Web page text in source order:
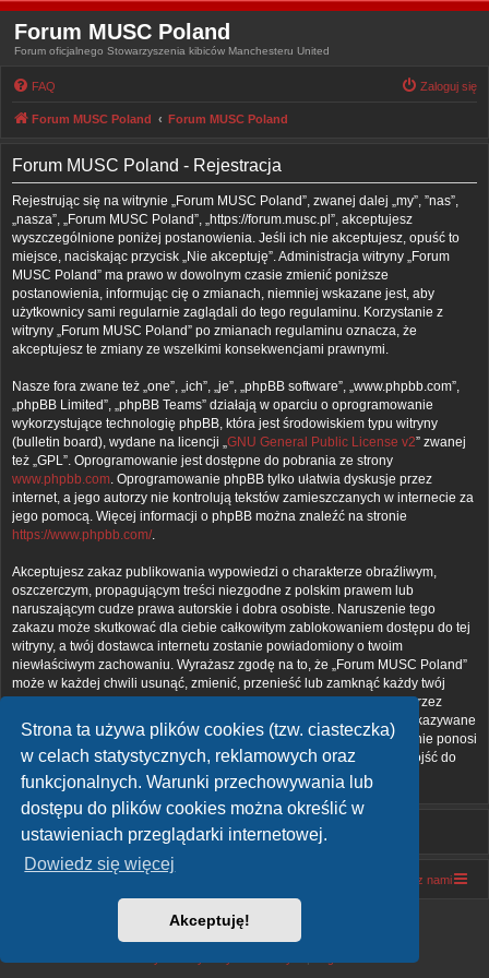
Strona ta używa plików cookies (tzw. ciasteczka)
w celach statystycznych, reklamowych oraz
funkcjonalnych. Warunki przechowywania lub
dostępu do plików cookies można określić w
ustawieniach przeglądarki internetowej.
Dowiedz się więcej
Akceptuję!
Forum MUSC Poland
Forum oficjalnego Stowarzyszenia kibiców Manchesteru United
FAQ Zaloguj się
Forum MUSC Poland Forum MUSC Poland
Forum MUSC Poland - Rejestracja
Rejestrując się na witrynie „Forum MUSC Poland”, zwanej dalej „my”, ”nas”,
„nasza”, „Forum MUSC Poland”, „https://forum.musc.pl”, akceptujesz
wyszczególnione poniżej postanowienia. Jeśli ich nie akceptujesz, opuść to
miejsce, naciskając przycisk „Nie akceptuję”. Administracja witryny „Forum
MUSC Poland” ma prawo w dowolnym czasie zmienić poniższe
postanowienia, informując cię o zmianach, niemniej wskazane jest, aby
użytkownicy sami regularnie zaglądali do tego regulaminu. Korzystanie z
witryny „Forum MUSC Poland” po zmianach regulaminu oznacza, że
akceptujesz te zmiany ze wszelkimi konsekwencjami prawnymi.
Nasze fora zwane też „one”, „ich”, „je”, „phpBB software”, „www.phpbb.com”,
„phpBB Limited”, „phpBB Teams” działają w oparciu o oprogramowanie
wykorzystujące technologię phpBB, która jest środowiskiem typu witryny
(bulletin board), wydane na licencji „GNU General Public License v2” zwanej
też „GPL”. Oprogramowanie jest dostępne do pobrania ze strony
www.phpbb.com. Oprogramowanie phpBB tylko ułatwia dyskusje przez
internet, a jego autorzy nie kontrolują tekstów zamieszczanych w internecie za
jego pomocą. Więcej informacji o phpBB można znaleźć na stronie
https://www.phpbb.com/.
Akceptujesz zakaz publikowania wypowiedzi o charakterze obraźliwym,
oszczerczym, propagującym treści niezgodne z polskim prawem lub
naruszającym cudze prawa autorskie i dobra osobiste. Naruszenie tego
zakazu może skutkować dla ciebie całkowitym zablokowaniem dostępu do tej
witryny, a twój dostawca internetu zostanie powiadomiony o twoim
niewłaściwym zachowaniu. Wyrażasz zgodę na to, że „Forum MUSC Poland”
może w każdej chwili usunąć, zmienić, przenieść lub zamknąć każdy twój
temat, post. Wyrażasz zgodę na zapisywanie wszystkich podanych przez
ciebie informacji w naszej bazie danych. Informacje te nie będą przekazywane
nikomu bez twojej zgody, ale ani „Forum MUSC Poland”, ani phpBB nie ponosi
odpowiedzialności za włamania do witryny, podczas których może dojść do
kradzieży danych.
Kontakt z nami
Technologię dostarczaphpBB® Forum Software © phpBB Limited
Polski pakiet językowy dostarcza